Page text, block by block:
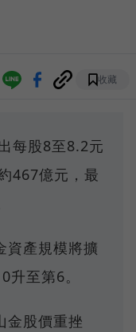
收藏
每股8至8.2元
467億元，最
資產規模將擴
至第6。
金股價重挫